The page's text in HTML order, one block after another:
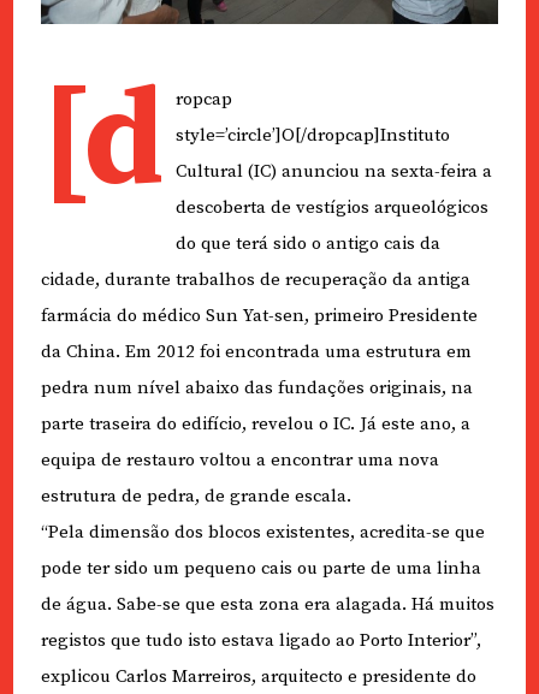
[d
ropcap
style=’circle’]O[/dropcap]Instituto
Cultural (IC) anunciou na sexta-feira a
descoberta de vestígios arqueológicos
do que terá sido o antigo cais da
cidade, durante trabalhos de recuperação da antiga
farmácia do médico Sun Yat-sen, primeiro Presidente
da China. Em 2012 foi encontrada uma estrutura em
pedra num nível abaixo das fundações originais, na
parte traseira do edifício, revelou o IC. Já este ano, a
equipa de restauro voltou a encontrar uma nova
estrutura de pedra, de grande escala.
“Pela dimensão dos blocos existentes, acredita-se que
pode ter sido um pequeno cais ou parte de uma linha
de água. Sabe-se que esta zona era alagada. Há muitos
registos que tudo isto estava ligado ao Porto Interior”,
explicou Carlos Marreiros, arquitecto e presidente do